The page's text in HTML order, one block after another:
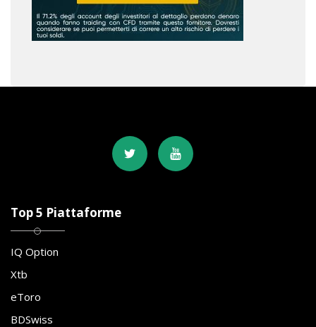
Top 5 Piattaforme
IQ Option
Xtb
eToro
BDSwiss